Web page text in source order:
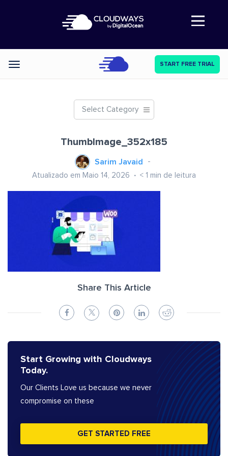
Abre a navegação
Categories START FREE TRIAL
Select Category
ThumbImage_352x185
Sarim Javaid
Atualizado em Maio 14, 2026 < 1 min de leitura
Share This Article
Start Growing with Cloudways
Today.
Our Clients Love us because we never
compromise on these
GET STARTED FREE